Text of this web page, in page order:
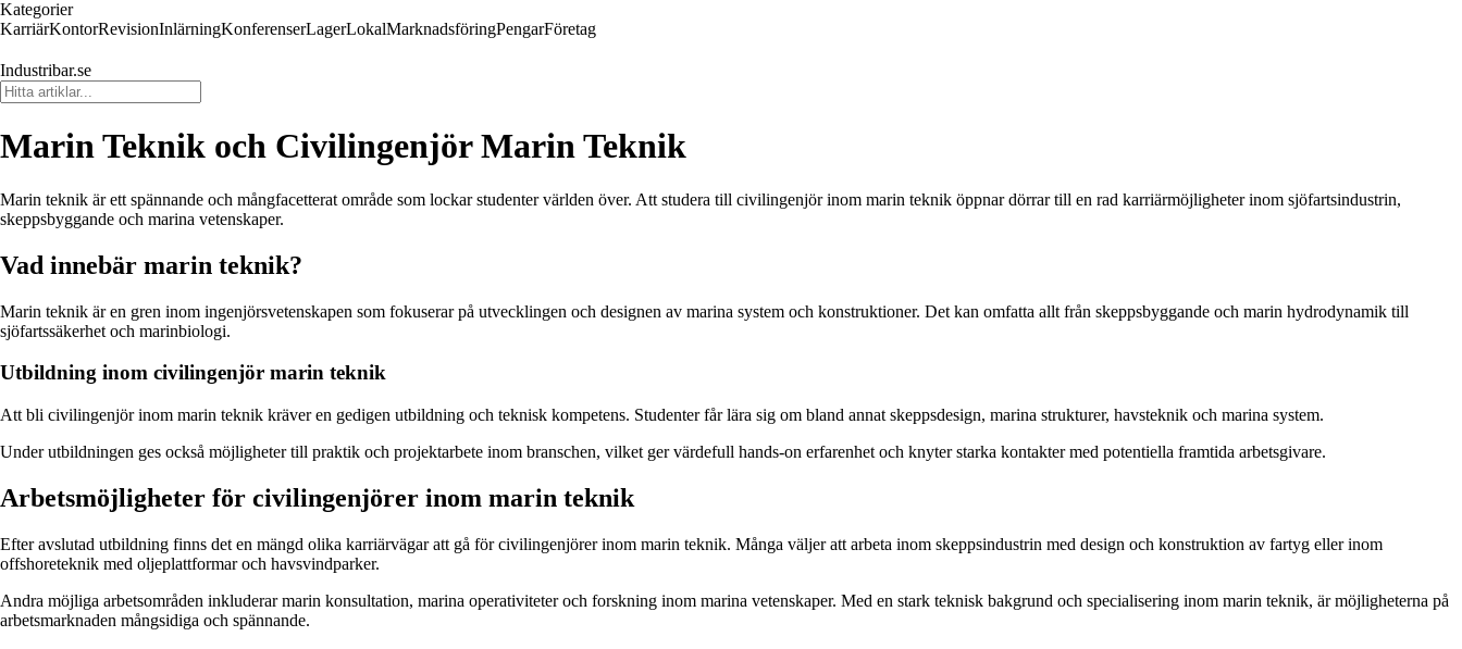
Kategorier
KarriärKontorRevisionInlärningKonferenserLagerLokalMarknadsföringPengarFöretag
Industribar.se
Marin Teknik och Civilingenjör Marin Teknik
Marin teknik är ett spännande och mångfacetterat område som lockar studenter världen över. Att studera till civilingenjör inom marin teknik öppnar dörrar till en rad karriärmöjligheter inom sjöfartsindustrin,
skeppsbyggande och marina vetenskaper.
Vad innebär marin teknik?
Marin teknik är en gren inom ingenjörsvetenskapen som fokuserar på utvecklingen och designen av marina system och konstruktioner. Det kan omfatta allt från skeppsbyggande och marin hydrodynamik till
sjöfartssäkerhet och marinbiologi.
Utbildning inom civilingenjör marin teknik
Att bli civilingenjör inom marin teknik kräver en gedigen utbildning och teknisk kompetens. Studenter får lära sig om bland annat skeppsdesign, marina strukturer, havsteknik och marina system.
Under utbildningen ges också möjligheter till praktik och projektarbete inom branschen, vilket ger värdefull hands-on erfarenhet och knyter starka kontakter med potentiella framtida arbetsgivare.
Arbetsmöjligheter för civilingenjörer inom marin teknik
Efter avslutad utbildning finns det en mängd olika karriärvägar att gå för civilingenjörer inom marin teknik. Många väljer att arbeta inom skeppsindustrin med design och konstruktion av fartyg eller inom
offshoreteknik med oljeplattformar och havsvindparker.
Andra möjliga arbetsområden inkluderar marin konsultation, marina operativiteter och forskning inom marina vetenskaper. Med en stark teknisk bakgrund och specialisering inom marin teknik, är möjligheterna på
arbetsmarknaden mångsidiga och spännande.